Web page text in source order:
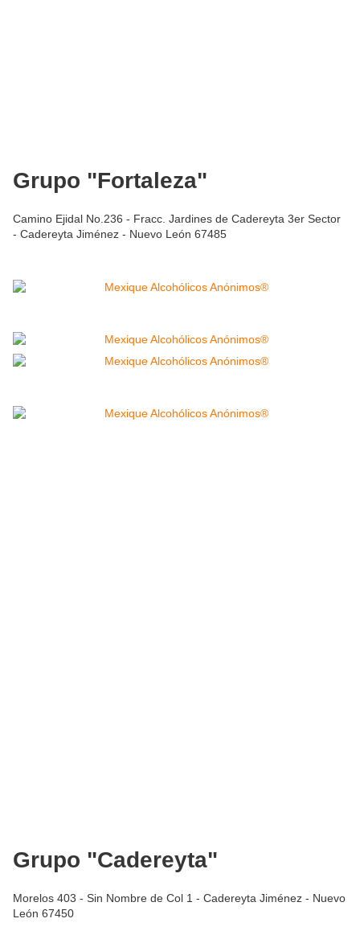
Grupo "Fortaleza"
Camino Ejidal No.236 - Fracc. Jardines de Cadereyta 3er Sector
- Cadereyta Jiménez - Nuevo León 67485
Grupo "Cadereyta"
Morelos 403 - Sin Nombre de Col 1 - Cadereyta Jiménez - Nuevo
León 67450